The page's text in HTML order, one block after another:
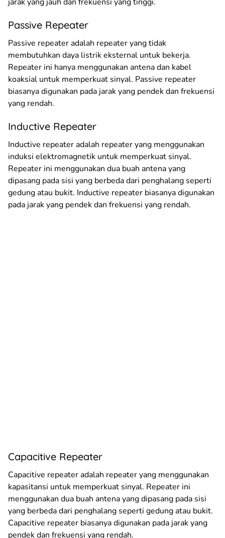
Passive Repeater
Passive repeater adalah repeater yang tidak
membutuhkan daya listrik eksternal untuk bekerja.
Repeater ini hanya menggunakan antena dan kabel
koaksial untuk memperkuat sinyal. Passive repeater
biasanya digunakan pada jarak yang pendek dan frekuensi
yang rendah.
Inductive Repeater
Inductive repeater adalah repeater yang menggunakan
induksi elektromagnetik untuk memperkuat sinyal.
Repeater ini menggunakan dua buah antena yang
dipasang pada sisi yang berbeda dari penghalang seperti
gedung atau bukit. Inductive repeater biasanya digunakan
pada jarak yang pendek dan frekuensi yang rendah.
Capacitive Repeater
Capacitive repeater adalah repeater yang menggunakan
kapasitansi untuk memperkuat sinyal. Repeater ini
menggunakan dua buah antena yang dipasang pada sisi
yang berbeda dari penghalang seperti gedung atau bukit.
Capacitive repeater biasanya digunakan pada jarak yang
pendek dan frekuensi yang rendah.